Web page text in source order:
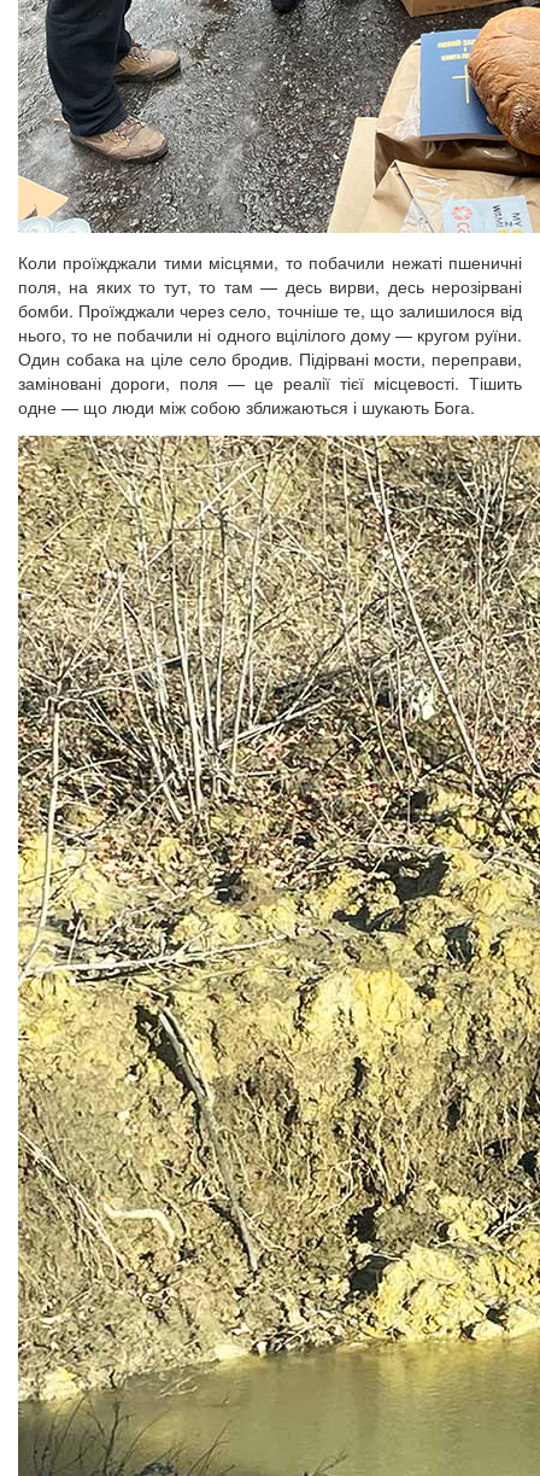
Коли проїжджали тими місцями, то побачили нежаті пшеничні
поля, на яких то тут, то там — десь вирви, десь нерозірвані
бомби. Проїжджали через село, точніше те, що залишилося від
нього, то не побачили ні одного вцілілого дому — кругом руїни.
Один собака на ціле село бродив. Підірвані мости, переправи,
заміновані дороги, поля — це реалії тієї місцевості. Тішить
одне — що люди між собою зближаються і шукають Бога.